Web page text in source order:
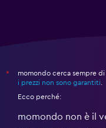
*
momondo cerca sempre
i prezzi non sono garantiti.
Ecco perché:
momondo non è il